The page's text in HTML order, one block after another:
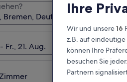
Fr., 21. Aug.
Ihre
Wir und unsere16
z.B. auf
können Ihre
besuchen Sie
Partnern